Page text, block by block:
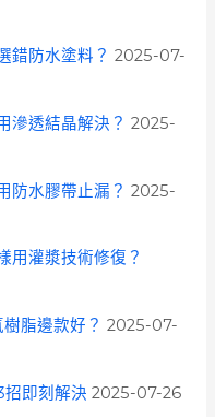
錯防水塗料？ 2025-07-
滲透結晶解決？ 2025-
防水膠帶止漏？ 2025-
用灌漿技術修復？
脂邊款好？ 2025-07-
即刻解決 2025-07-26